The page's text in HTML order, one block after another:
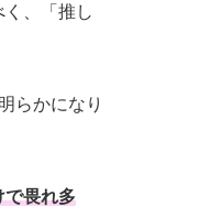
、「推し
らかになり
で畏れ多